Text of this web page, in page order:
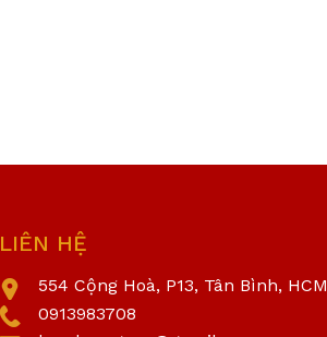
LIÊN HỆ
554 Cộng Hoà, P13, Tân Bình, HCM
0913983708